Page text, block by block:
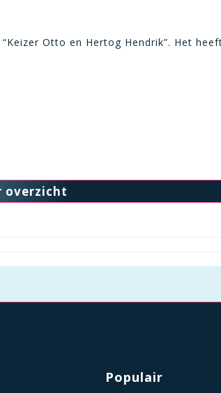
Otto en Hertog Hendrik”. Het
overzicht
Populair